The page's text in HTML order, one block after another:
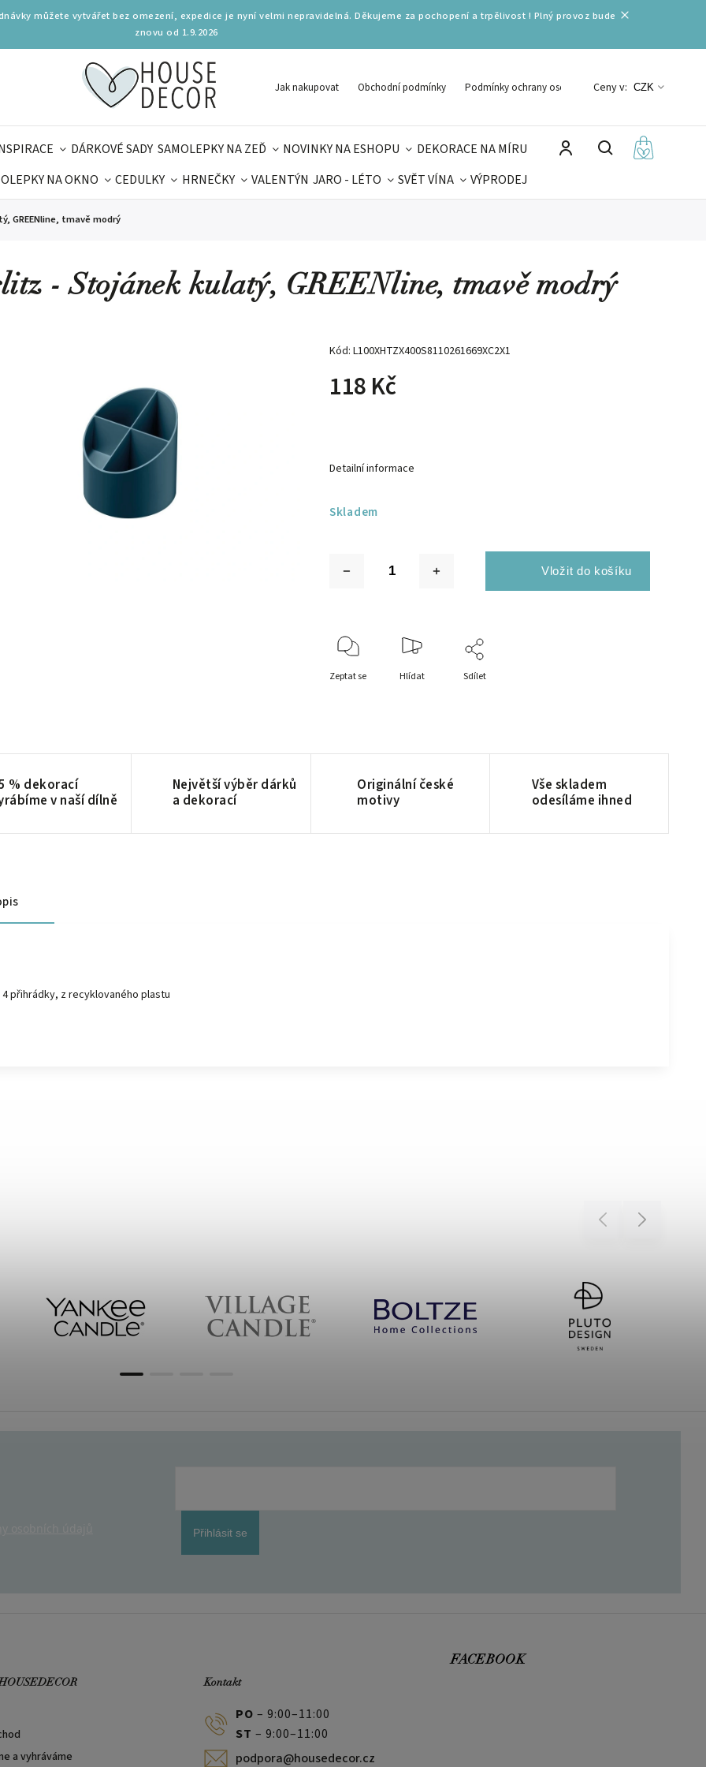
můžete vytvářet bez omezení, expedice je nyní velmi nepravidelná. Děkujeme za pochopení a trpělivost ! Plný provoz bude
znovu od 1.9.2026
Jak nakupovat Obchodní podmínky Podmínky ochrany osobních údajů
Ceny v: CZK
DÁRKOVÉ SADY SAMOLEPKY NA ZEĎ NOVINKY NA ESHOPU
DEKORACE NA MÍRU
NA OKNO CEDULKY HRNEČKY VALENTÝN JARO - LÉTO SVĚT VÍNA
VÝPRODEJ
DOPLŇKY
GREENline, tmavě modrý
- Stojánek kulatý, GREENline, tmavě modrý
Kód: L100XHTZX400S8110261669XC2X1
118 Kč
Skladem
Detailní informace
Zeptat se Hlídat Sdílet
% dekorací
v naší dílně
Největší výběr dárků
a dekorací
Originální české
motivy
Vše skladem
odesíláme ihned
4 přihrádky, z recyklovaného plastu
Previous Next
Přihlásit se
a vyhráváme
Kontakt
PO – 9:00–11:00
ST – 9:00–11:00
podpora@housedecor.cz
FACEBOOK